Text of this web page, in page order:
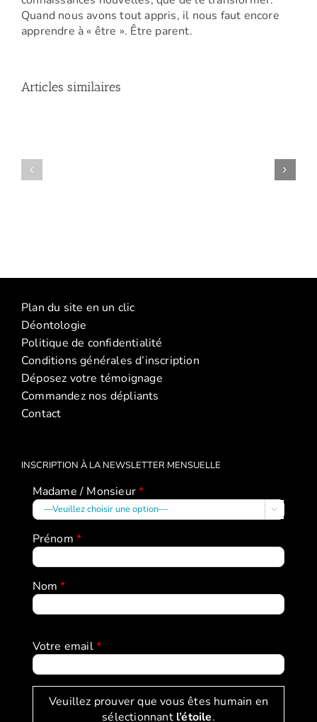
Quand nous avons tout appris, il nous faut encore
apprendre à « être ». Être parent.
Articles similaires
La
discipline
positive
(2026)
Plan du site en un clic
Déontologie
Politique de confidentialité
Conditions générales d’inscription
Déposez votre témoignage
Commandez nos dépliants
Contact
INSCRIPTION À LA NEWSLETTER MENSUELLE
Madame / Monsieur*

Prénom *
Nom*
Votre email*
Veuillez prouver que vous êtes humain en
sélectionnantl’étoile.